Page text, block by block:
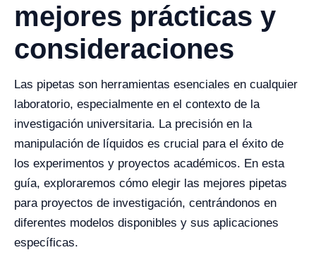
mejores prácticas y
consideraciones
Las pipetas son herramientas esenciales en cualquier
laboratorio, especialmente en el contexto de la
investigación universitaria. La precisión en la
manipulación de líquidos es crucial para el éxito de
los experimentos y proyectos académicos. En esta
guía, exploraremos cómo elegir las mejores pipetas
para proyectos de investigación, centrándonos en
diferentes modelos disponibles y sus aplicaciones
específicas.